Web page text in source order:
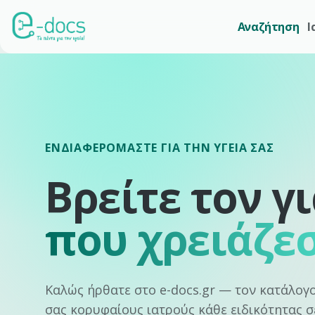
Αναζήτηση
ΕΝΔΙΑΦΕΡΌΜΑΣΤΕ ΓΙΑ ΤΗΝ ΥΓΕΊΑ ΣΑΣ
Βρείτε τον
που
Καλώς ήρθατε στο e-docs.gr — τον
σας κορυφαίους ιατρούς κάθε ειδικότητας